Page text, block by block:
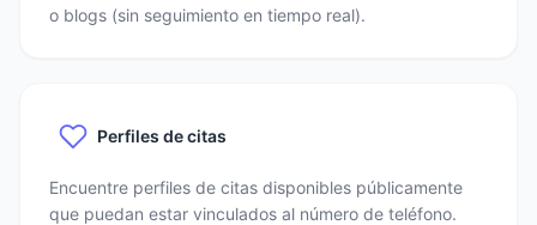
o blogs (sin seguimiento en tiempo real).
Perfiles de citas
Encuentre perfiles de citas disponibles públicamente
que puedan estar vinculados al número de teléfono.